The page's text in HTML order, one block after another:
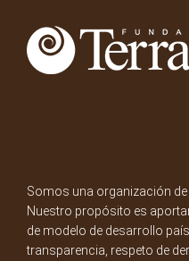
Somos una organización de
Nuestro propósito es
de modelo de desarrollo
transparencia, respeto de